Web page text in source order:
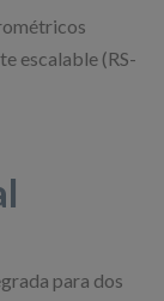
escalable (RS-
para dos